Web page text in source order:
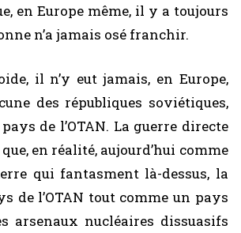
en Europe même, il y a toujours
n’a jamais osé franchir.
il n’y eut jamais, en Europe,
des républiques soviétiques,
de l’OTAN. La guerre directe
en réalité, aujourd’hui comme
qui fantasment là-dessus, la
de l’OTAN tout comme un pays
arsenaux nucléaires dissuasifs